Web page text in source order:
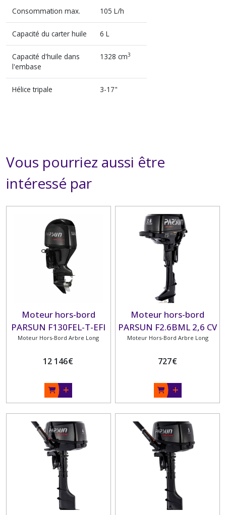
Consommation max. 105 L/h
Capacité du carter huile 6 L
Capacité d'huile dans
l'embase
1328 cm3
Hélice tripale 3-17"
Vous pourriez aussi être
intéressé par
Moteur hors-bord
PARSUN F130FEL-T-EFI
130 CV arbre long
Moteur Hors-Bord Arbre Long
12 146€
Moteur hors-bord
PARSUN F2.6BML 2,6 CV
ARBRE LONG 4 TEMPS
Moteur Hors-Bord Arbre Long
727€